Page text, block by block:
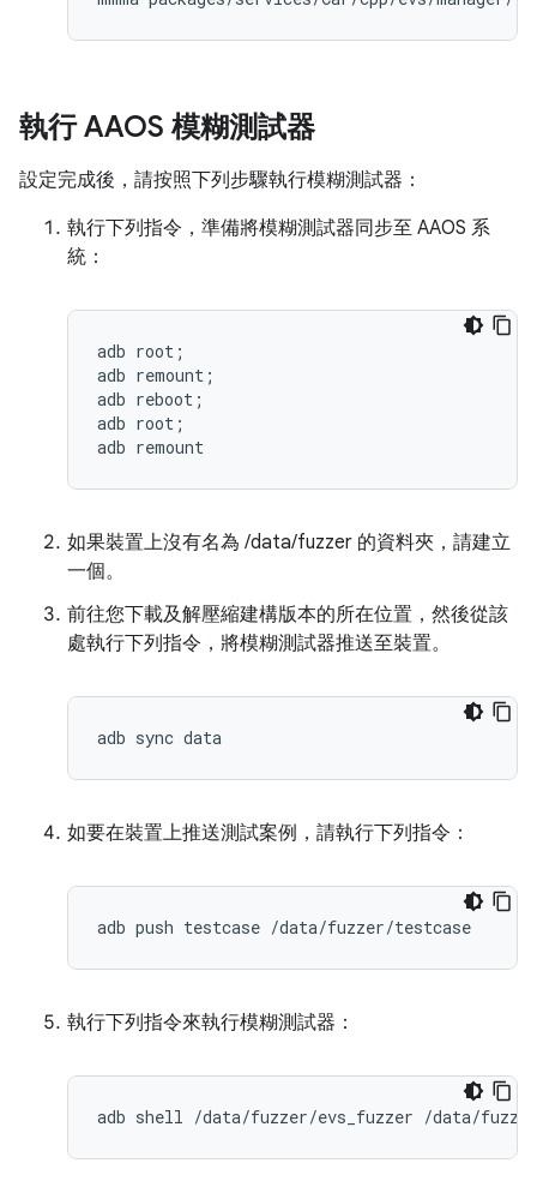
執行 AAOS 模糊測試器
設定完成後，請按照下列步驟執行模糊測試器：
執行下列指令，準備將模糊測試器同步至 AAOS 系
統：
adb root;
adb remount;
adb reboot;
adb root;
如果裝置上沒有名為 /data/fuzzer 的資料夾，請建立
一個。
前往您下載及解壓縮建構版本的所在位置，然後從該
處執行下列指令，將模糊測試器推送至裝置。
如要在裝置上推送測試案例，請執行下列指令：
執行下列指令來執行模糊測試器：